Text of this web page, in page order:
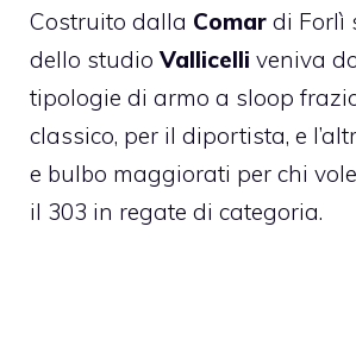
Costruito dalla Comar di Forlì
dello studioVallicelli veniva
tipologie di armo a sloop
classico, per il diportista, e
e bulbo maggiorati per chi
il 303 in regate di categoria.